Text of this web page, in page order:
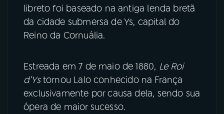
libreto foi baseado na antiga lenda bretã
da cidade submersa de Ys, capital do
Reino da Cornuália.
Estreada em 7 de maio de 1880, Le Roi
d’Ystornou Lalo conhecido na França
exclusivamente por causa dela, sendo sua
ópera de maior sucesso.